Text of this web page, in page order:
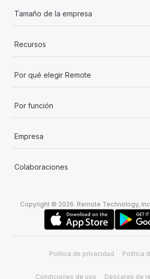
Tamaño de la empresa
Recursos
Por qué elegir Remote
Por función
Empresa
Colaboraciones
Copyright © 2026. Remote Technology,
Política de privacidad Política
Condiciones de uso Descargo de